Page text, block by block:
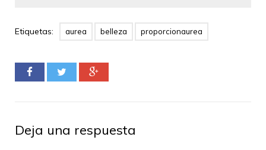
Etiquetas: aurea belleza proporcionaurea
Deja una respuesta